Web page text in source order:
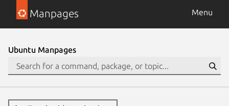
Manpages Menu
Ubuntu Manpages